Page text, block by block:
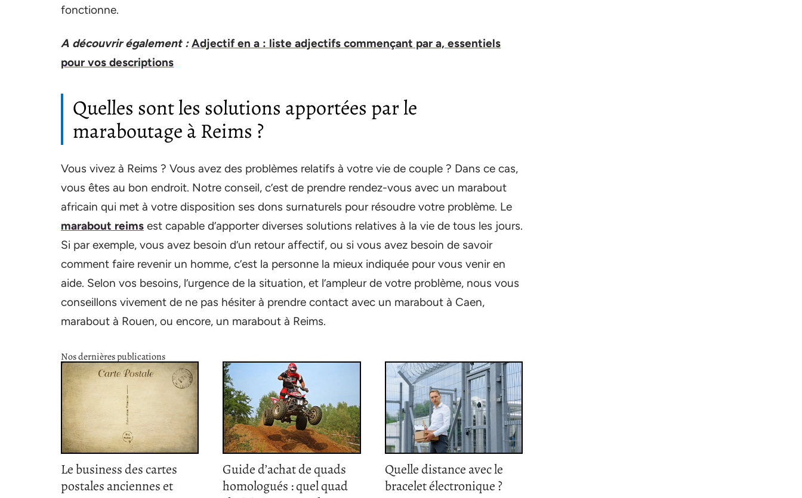
fonctionne.
A découvrir également : Adjectif en a : liste adjectifs commençant par a, essentiels
pour vos descriptions
Quelles sont les solutions apportées par le
maraboutage à Reims ?
Vous vivez à Reims ? Vous avez des problèmes relatifs à votre vie de couple ? Dans ce cas,
vous êtes au bon endroit. Notre conseil, c’est de prendre rendez-vous avec un marabout
africain qui met à votre disposition ses dons surnaturels pour résoudre votre problème. Le
marabout reims est capable d’apporter diverses solutions relatives à la vie de tous les jours.
Si par exemple, vous avez besoin d’un retour affectif, ou si vous avez besoin de savoir
comment faire revenir un homme, c’est la personne la mieux indiquée pour vous venir en
aide. Selon vos besoins, l’urgence de la situation, et l’ampleur de votre problème, nous vous
conseillons vivement de ne pas hésiter à prendre contact avec un marabout à Caen,
marabout à Rouen, ou encore, un marabout à Reims.
Nos dernières publications
Le business des cartes
postales anciennes et
Guide d’achat de quads
homologués : quel quad
Quelle distance avec le
bracelet électronique ?